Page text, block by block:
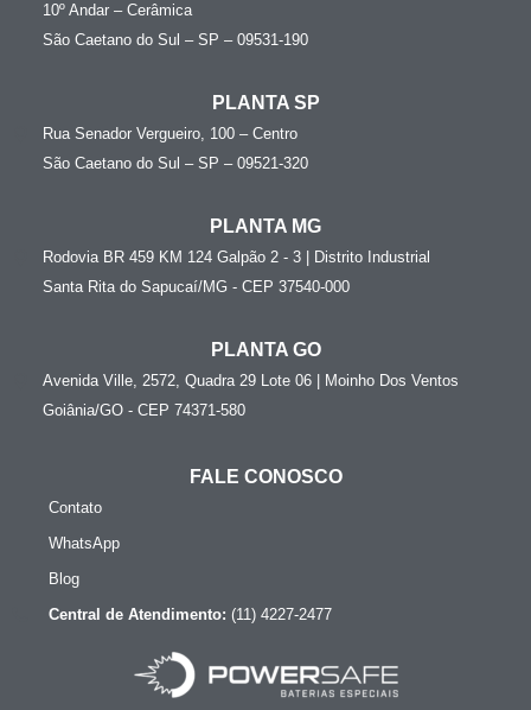
10º Andar – Cerâmica
São Caetano do Sul – SP – 09531-190
PLANTA SP
Rua Senador Vergueiro, 100 – Centro
São Caetano do Sul – SP – 09521-320
PLANTA MG
Rodovia BR 459 KM 124 Galpão 2 - 3 | Distrito Industrial
Santa Rita do Sapucaí/MG - CEP 37540-000
PLANTA GO
Avenida Ville, 2572, Quadra 29 Lote 06 | Moinho Dos Ventos
Goiânia/GO - CEP 74371-580
FALE CONOSCO
Contato
WhatsApp
Blog
Central de Atendimento: (11) 4227-2477